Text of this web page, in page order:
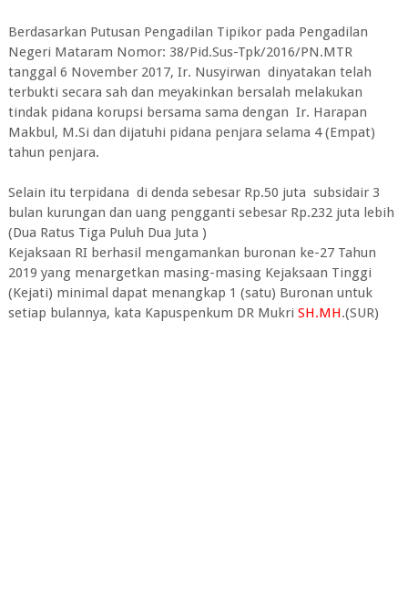
Berdasarkan Putusan Pengadilan Tipikor pada Pengadilan
Negeri Mataram Nomor: 38/Pid.Sus-Tpk/2016/PN.MTR
tanggal 6 November 2017, Ir. Nusyirwan dinyatakan telah
terbukti secara sah dan meyakinkan bersalah melakukan
tindak pidana korupsi bersama sama dengan Ir. Harapan
Makbul, M.Si dan dijatuhi pidana penjara selama 4 (Empat)
tahun penjara.
Selain itu terpidana di denda sebesar Rp.50 juta subsidair 3
bulan kurungan dan uang pengganti sebesar Rp.232 juta lebih
(Dua Ratus Tiga Puluh Dua Juta )
Kejaksaan RI berhasil mengamankan buronan ke-27 Tahun
2019 yang menargetkan masing-masing Kejaksaan Tinggi
(Kejati) minimal dapat menangkap 1 (satu) Buronan untuk
setiap bulannya, kata Kapuspenkum DR Mukri SH.MH.(SUR)